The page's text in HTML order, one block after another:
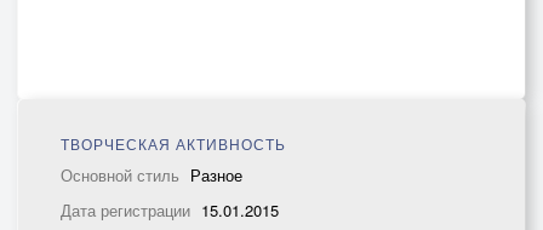
ТВОРЧЕСКАЯ АКТИВНОСТЬ
Основной стиль Разное
Дата регистрации 15.01.2015